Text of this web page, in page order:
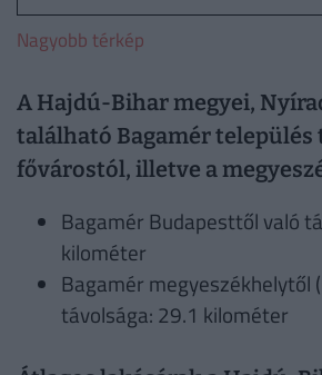
Nagyobb térkép
A Hajdú-Bihar megyei,
található Bagamér település
fővárostól, illetve a
Bagamér Budapesttől való
kilométer
Bagamér megyeszékhelytől
távolsága: 29.1 kilométer